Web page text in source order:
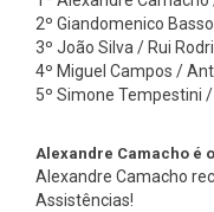
2º Giandomenico
3º João Silva / Rui
4º Miguel Campos /
5º Simone Tempestini
Alexandre Camacho é
Alexandre Camacho
Assistências!